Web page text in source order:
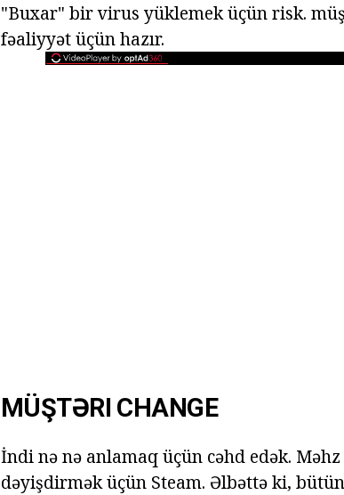
"Buxar" bir virus yüklemek üçün risk.
fəaliyyət üçün hazır.
MÜŞTƏRI CHANGE
İndi nə nə anlamaq üçün cəhd edək.
dəyişdirmək üçün Steam. Əlbəttə ki,